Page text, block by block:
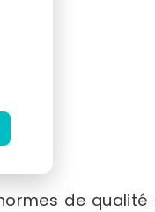
de qualité